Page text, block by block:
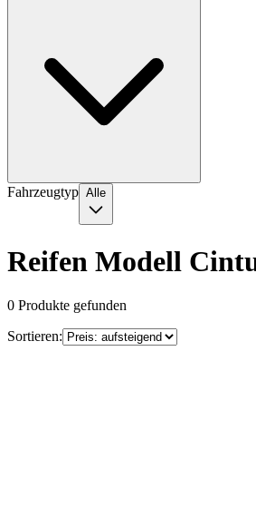
Fahrzeugtyp Alle
Reifen Modell
0 Produkte gefunden
Sortieren: